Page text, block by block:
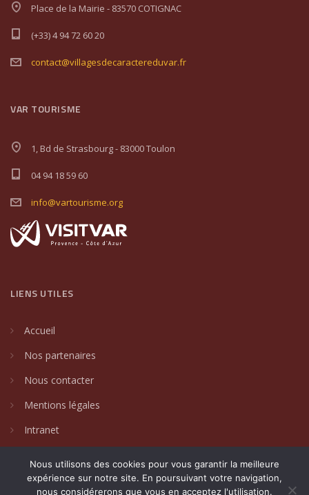
Place de la Mairie - 83570 COTIGNAC
(+33) 4 94 72 60 20
contact@villagesdecaractereduvar.fr
VAR TOURISME
1, Bd de Strasbourg - 83000 Toulon
04 94 18 59 60
info@vartourisme.org
LIENS UTILES
Accueil
Nos partenaires
Nous contacter
Mentions légales
Intranet
Nous utilisons des cookies pour vous garantir la meilleure
expérience sur notre site. En poursuivant votre navigation,
nous considérerons que vous en acceptez l'utilisation.